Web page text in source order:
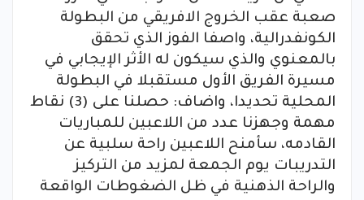
صعبة عقب الخروج الافريقي من البطولة
الكونفدرالية، واصفا الفوز الذي تحقق
بالمعنوي والذي سيكون له الأثر الإيجابي في
مسيرة الفريق الأول مستقبلا في البطولة
المحلية تحديدا، واضاف: حصلنا على (3) نقاط
مهمة وجهزنا عدد من اللاعبين للمباريات
القادمه، سأمنح اللاعبين راحة سلبية عن
التدريبات يوم الجمعة لمزيد من التركيز
والراحة الذهنية في ظل الضغوطات الواقعة